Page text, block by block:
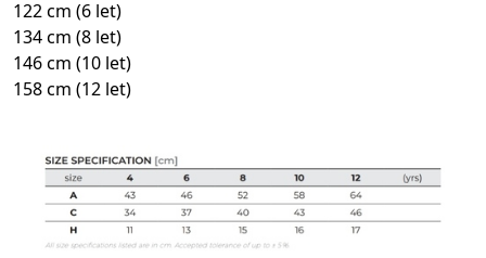
122 cm (6 let)
134 cm (8 let)
146 cm (10 let)
158 cm (12 let)